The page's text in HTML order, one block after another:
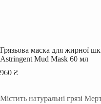
Грязьова маска для жирної
Astrіngent Mud Mask 60 мл
960 ₴
Містить натуральні грязі